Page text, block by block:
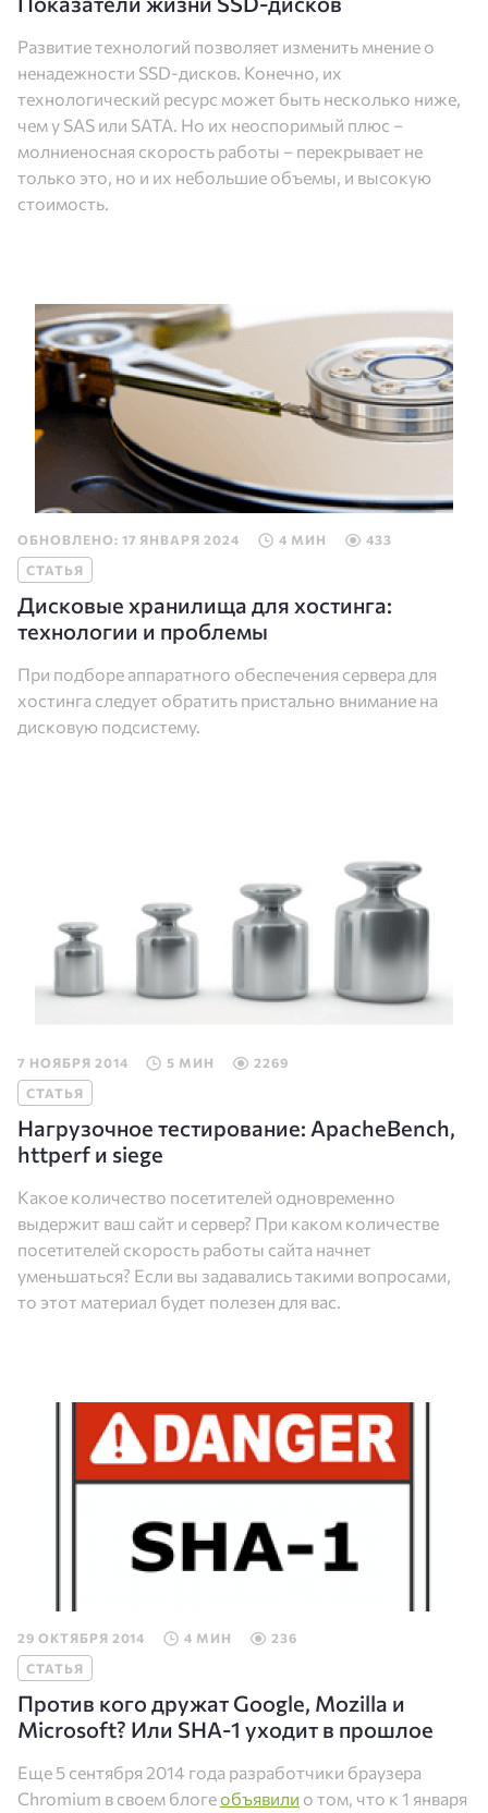
Развитие технологий позволяет изменить мнение о
ненадежности SSD-дисков. Конечно, их
технологический ресурс может быть несколько ниже,
чем у SAS или SATA. Но их неоспоримый плюс –
молниеносная скорость работы – перекрывает не
только это, но и их небольшие объемы, и высокую
стоимость.
ОБНОВЛЕНО: 17 ЯНВАРЯ 2024 4 МИН
433
СТАТЬЯ
Дисковые хранилища для хостинга:
технологии и проблемы
При подборе аппаратного обеспечения сервера для
хостинга следует обратить пристально внимание на
дисковую подсистему.
7 НОЯБРЯ 2014 5 МИН
2269
СТАТЬЯ
Нагрузочное тестирование: ApacheBench,
httperf и siege
Какое количество посетителей одновременно
выдержит ваш сайт и сервер? При каком количестве
посетителей скорость работы сайта начнет
уменьшаться? Если вы задавались такими вопросами,
то этот материал будет полезен для вас.
29 ОКТЯБРЯ 2014 4 МИН
236
СТАТЬЯ
Против кого дружат Google, Mozilla и
Microsoft? Или SHA-1 уходит в прошлое
Еще 5 сентября 2014 года разработчики браузера
Chromium в своем блогеобъявили о том, что к 1 января